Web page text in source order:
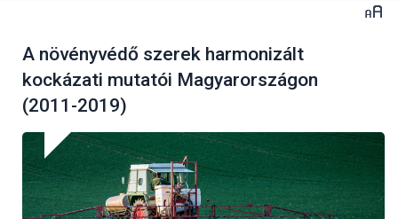
A növényvédő szerek harmonizált
kockázati mutatói Magyarországon
(2011-2019)